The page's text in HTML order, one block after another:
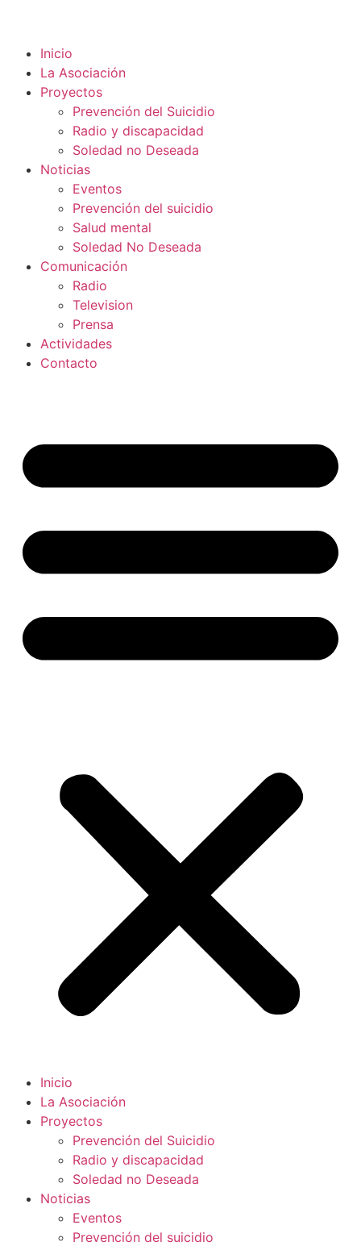
Inicio
La Asociación
Proyectos
Prevención del Suicidio
Radio y discapacidad
Soledad no Deseada
Noticias
Eventos
Prevención del suicidio
Salud mental
Soledad No Deseada
Comunicación
Radio
Television
Prensa
Actividades
Contacto
Inicio
La Asociación
Proyectos
Prevención del Suicidio
Radio y discapacidad
Soledad no Deseada
Noticias
Eventos
Prevención del suicidio